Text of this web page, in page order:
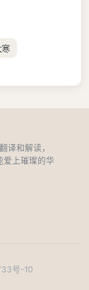
寒
译和解读，
爱上璀璨的华
号-10